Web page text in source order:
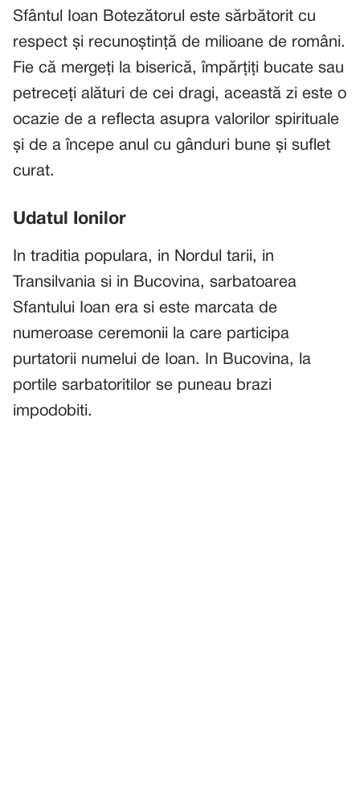
Sfântul Ioan Botezătorul este sărbătorit cu
respect și recunoștință de milioane de români.
Fie că mergeți la biserică, împărțiți bucate sau
petreceți alături de cei dragi, această zi este o
ocazie de a reflecta asupra valorilor spirituale
și de a începe anul cu gânduri bune și suflet
curat.
Udatul Ionilor
In traditia populara, in Nordul tarii, in
Transilvania si in Bucovina, sarbatoarea
Sfantului Ioan era si este marcata de
numeroase ceremonii la care participa
purtatorii numelui de Ioan. In Bucovina, la
portile sarbatoritilor se puneau brazi
impodobiti.